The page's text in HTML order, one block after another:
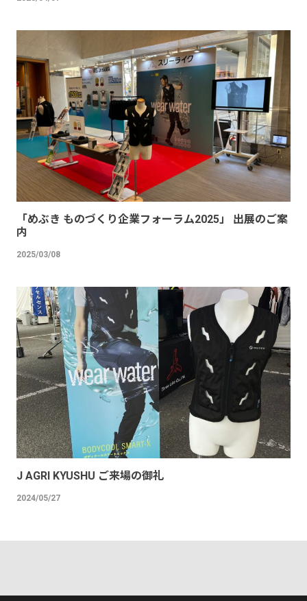
「めぶき ものづくり企業フォーラム2025」 出展のご案
内
2025/03/08
J AGRI KYUSHU ご来場の御礼
2024/05/27